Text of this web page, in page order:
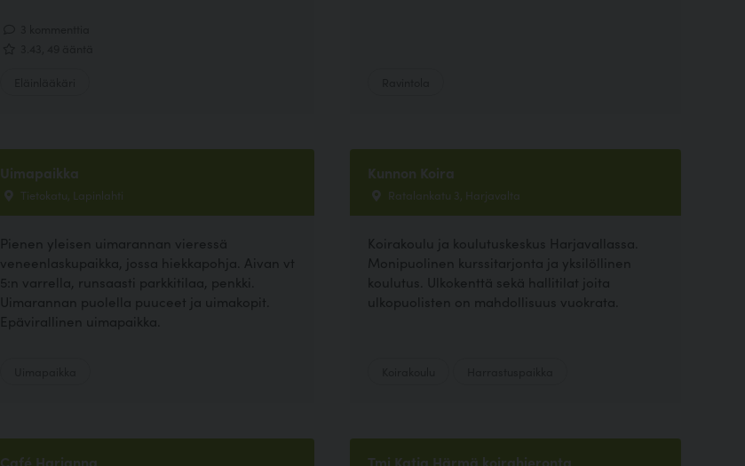
Uimapaikka
Tietokatu, Lapinlahti
Pienen yleisen uimarannan vieressä
veneenlaskupaikka, jossa hiekkapohja. Aivan vt
5:n varrella, runsaasti parkkitilaa, penkki.
Uimarannan puolella puuceet ja uimakopit.
Epävirallinen uimapaikka.
Kunnon Koira
Ratalankatu 3, Harjavalta
Koirakoulu ja koulutuskeskus Harjavallassa.
Monipuolinen kurssitarjonta ja yksilöllinen
koulutus. Ulkokenttä sekä hallitilat joita
ulkopuolisten on mahdollisuus vuokrata.
Café Harianna Tmi Katja Härmä koirahieronta